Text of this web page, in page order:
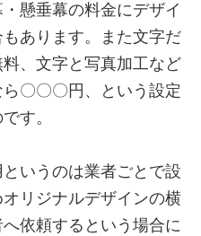
懸垂幕の料金にデザイ
あります。また文字だ
、文字と写真加工など
〇〇〇円、という設定
す。
いうのは業者ごとで設
リジナルデザインの横
依頼するという場合に